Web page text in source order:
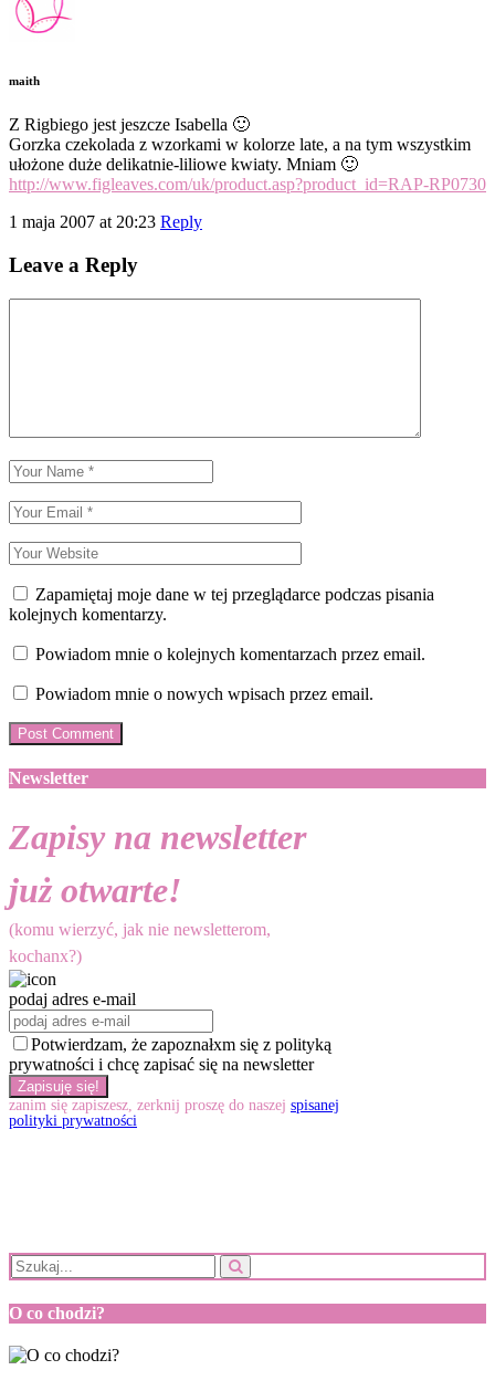
maith
Z Rigbiego jest jeszcze Isabella 🙂
Gorzka czekolada z wzorkami w kolorze late, a na tym wszystkim
ułożone duże delikatnie-liliowe kwiaty. Mniam 🙂
http://www.figleaves.com/uk/product.asp?product_id=RAP-RP0730
1 maja 2007 at 20:23 Reply
Leave a Reply
Zapamiętaj moje dane w tej przeglądarce podczas pisania
kolejnych komentarzy.
Powiadom mnie o kolejnych komentarzach przez email.
Powiadom mnie o nowych wpisach przez email.
Newsletter
Zapisy na newsletter
już otwarte!
(komu wierzyć, jak nie newsletterom,
kochanx?)
podaj adres e-mail
Potwierdzam, że zapoznałxm się z polityką
prywatności i chcę zapisać się na newsletter
zanim się zapiszesz, zerknij proszę do naszej spisanej
polityki prywatności
O co chodzi?